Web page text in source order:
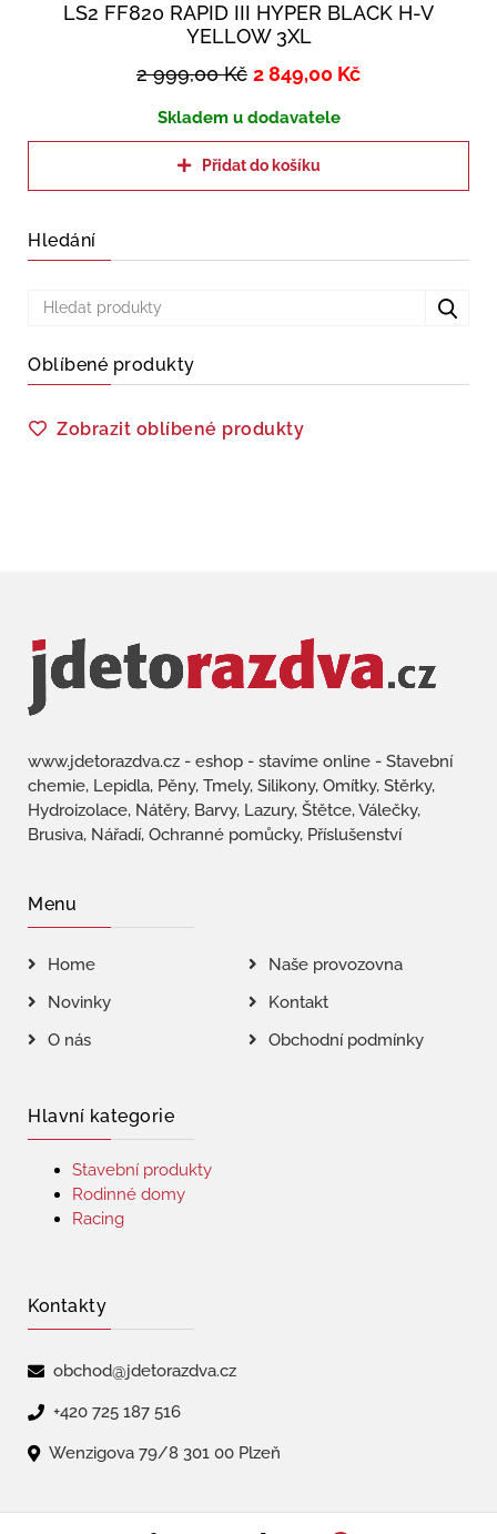
LS2 FF820 RAPID III HYPER BLACK H-V
YELLOW 3XL
2 999,00Kč 2 849,00 Kč
Skladem u dodavatele
Přidat do košíku
Hledání
Oblíbené produkty
Zobrazit oblíbené produkty
www.jdetorazdva.cz - eshop - stavíme online - Stavební
chemie, Lepidla, Pěny, Tmely, Silikony, Omítky, Stěrky,
Hydroizolace, Nátěry, Barvy, Lazury, Štětce, Válečky,
Brusiva, Nářadí, Ochranné pomůcky, Příslušenství
Menu
Home
Naše provozovna
Novinky
Kontakt
O nás
Obchodní podmínky
Hlavní kategorie
Stavební produkty
Rodinné domy
Racing
Kontakty
obchod@jdetorazdva.cz
+420 725 187 516
Wenzigova 79/8 301 00 Plzeň